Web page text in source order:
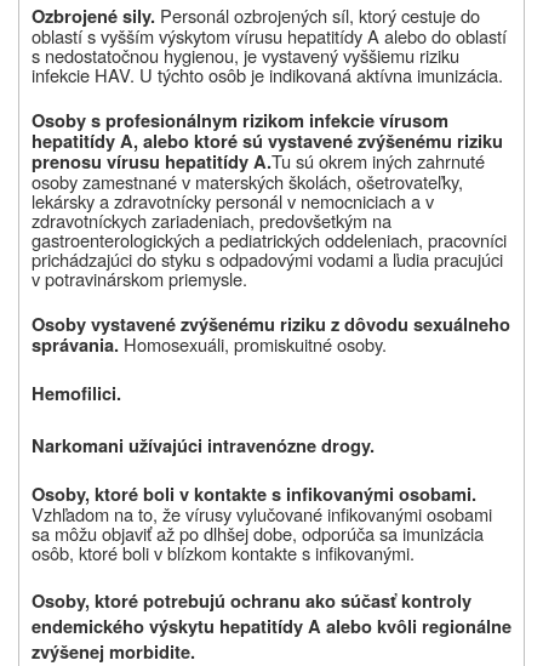
Ozbrojené sily. Personál ozbrojených síl, ktorý cestuje do
oblastí s vyšším výskytom vírusu hepatitídy A alebo do oblastí
s nedostatočnou hygienou, je vystavený vyššiemu riziku
infekcie HAV. U týchto osôb je indikovaná aktívna imunizácia.
Osoby s profesionálnym rizikom infekcie vírusom
hepatitídy A, alebo ktoré sú vystavené zvýšenému riziku
prenosu vírusu hepatitídy A.Tu sú okrem iných zahrnuté
osoby zamestnané v materských školách, ošetrovateľky,
lekársky a zdravotnícky personál v nemocniciach a v
zdravotníckych zariadeniach, predovšetkým na
gastroenterologických a pediatrických oddeleniach, pracovníci
prichádzajúci do styku s odpadovými vodami a ľudia pracujúci
v potravinárskom priemysle.
Osoby vystavené zvýšenému riziku z dôvodu sexuálneho
správania. Homosexuáli, promiskuitné osoby.
Hemofilici.
Narkomani užívajúci intravenózne drogy.
Osoby, ktoré boli v kontakte s infikovanými osobami.
Vzhľadom na to, že vírusy vylučované infikovanými osobami
sa môžu objaviť až po dlhšej dobe, odporúča sa imunizácia
osôb, ktoré boli v blízkom kontakte s infikovanými.
Osoby, ktoré potrebujú ochranu ako súčasť kontroly
endemického výskytu hepatitídy A alebo kvôli regionálne
zvýšenej morbidite.